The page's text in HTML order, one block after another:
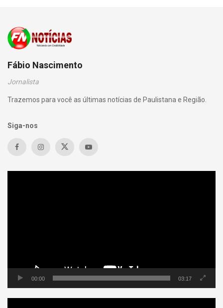
Fábio Nascimento
Jornalista
Trazemos para você as últimas notícias de Paulistana e Região.
Siga-nos
00:00 03:17